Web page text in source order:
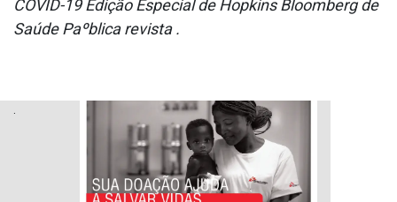
COVID-19 Edição Especial de Hopkins Bloomberg de
Saúde Paºblica revista .